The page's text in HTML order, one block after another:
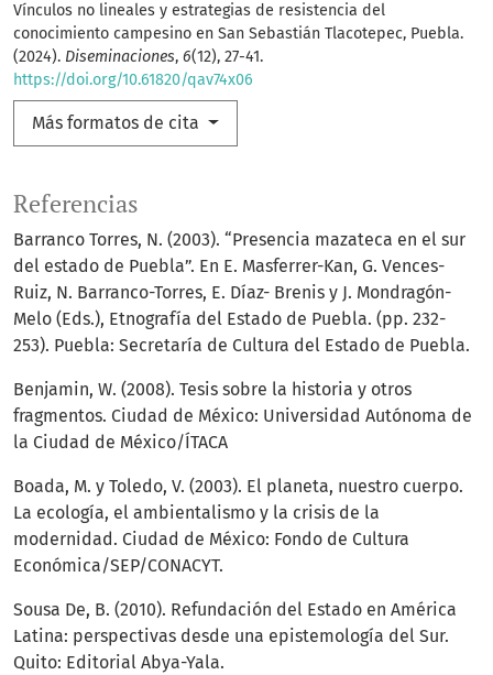
Vínculos no lineales y estrategias de resistencia del
conocimiento campesino en San Sebastián Tlacotepec, Puebla.
(2024). Diseminaciones, 6(12), 27-41.
https://doi.org/10.61820/qav74x06
Más formatos de cita
Referencias
Barranco Torres, N. (2003). “Presencia mazateca en el sur
del estado de Puebla”. En E. Masferrer-Kan, G. Vences-
Ruiz, N. Barranco-Torres, E. Díaz- Brenis y J. Mondragón-
Melo (Eds.), Etnografía del Estado de Puebla. (pp. 232-
253). Puebla: Secretaría de Cultura del Estado de Puebla.
Benjamin, W. (2008). Tesis sobre la historia y otros
fragmentos. Ciudad de México: Universidad Autónoma de
la Ciudad de México/ÍTACA
Boada, M. y Toledo, V. (2003). El planeta, nuestro cuerpo.
La ecología, el ambientalismo y la crisis de la
modernidad. Ciudad de México: Fondo de Cultura
Económica/SEP/CONACYT.
Sousa De, B. (2010). Refundación del Estado en América
Latina: perspectivas desde una epistemología del Sur.
Quito: Editorial Abya-Yala.